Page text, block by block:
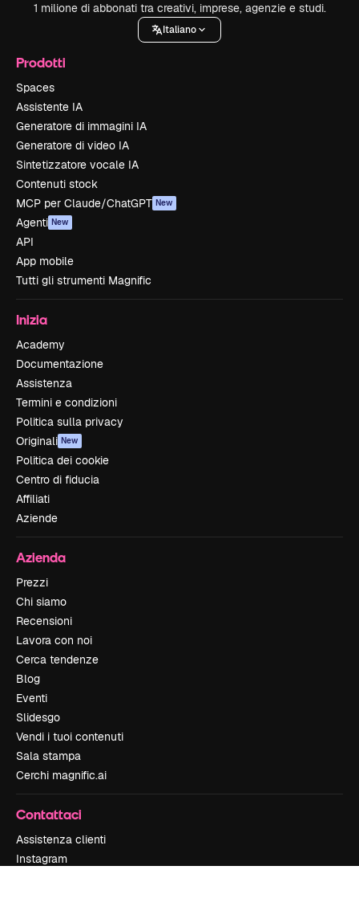
1 milione di abbonati tra creativi, imprese, agenzie e studi.
Italiano
Prodotti
Spaces
Assistente IA
Generatore di immagini IA
Generatore di video IA
Sintetizzatore vocale IA
Contenuti stock
MCP per Claude/ChatGPT New
Agenti New
API
App mobile
Tutti gli strumenti Magnific
Inizia
Academy
Documentazione
Assistenza
Termini e condizioni
Politica sulla privacy
Originali New
Politica dei cookie
Centro di fiducia
Affiliati
Aziende
Azienda
Prezzi
Chi siamo
Recensioni
Lavora con noi
Cerca tendenze
Blog
Eventi
Slidesgo
Vendi i tuoi contenuti
Sala stampa
Cerchi magnific.ai
Contattaci
Assistenza clienti
Instagram